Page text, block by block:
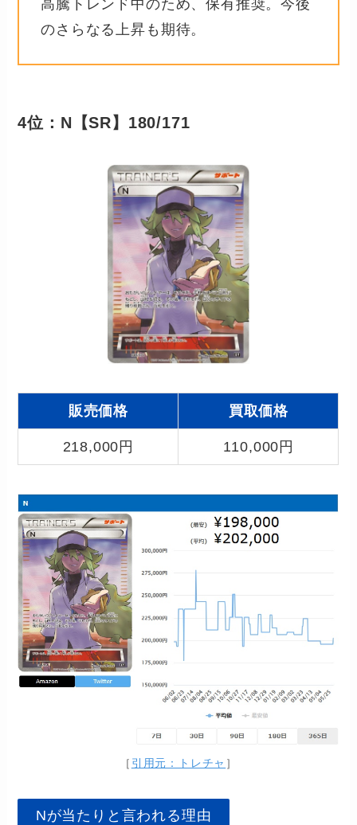
高騰トレンド中のため、保有推奨。今後
のさらなる上昇も期待。
4位：N【SR】180/171
販売価格 買取価格
218,000円 110,000円
［ 引用元：トレチャ ］
Nが当たりと言われる理由